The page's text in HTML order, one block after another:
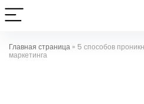
Главная страница » 5 способов
маркетинга